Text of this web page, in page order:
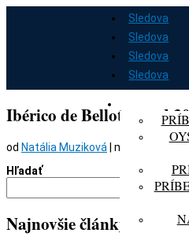
Sledova
Sledova
Sledova
Sledova
Ibérico de Bellota aged
od Natália Muziková
mar 6, 2024
Hľadať
Najnovšie články